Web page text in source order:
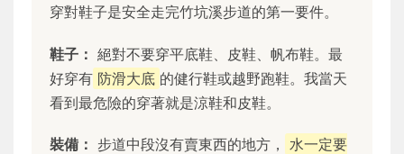
穿對鞋子是安全走完竹坑溪步道的第一要件。
鞋子： 絕對不要穿平底鞋、皮鞋、帆布鞋。最
好穿有 防滑大底 的健行鞋或越野跑鞋。我當天
看到最危險的穿著就是涼鞋和皮鞋。
裝備： 步道中段沒有賣東西的地方，
水一定要